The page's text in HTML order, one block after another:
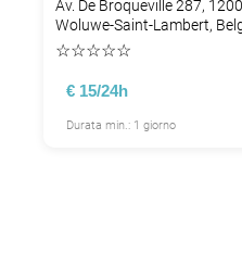
Av. De Broqueville 287, 1200
Woluwe-Saint-Lambert,
☆☆☆☆☆
€ 15/24h
Durata min.: 1 giorno